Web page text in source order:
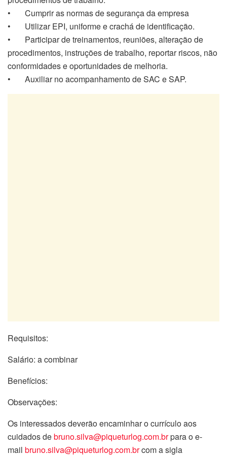
• Cumprir as normas de segurança da empresa
• Utilizar EPI, uniforme e crachá de identificação.
• Participar de treinamentos, reuniões, alteração de
procedimentos, instruções de trabalho, reportar riscos, não
conformidades e oportunidades de melhoria.
• Auxiliar no acompanhamento de SAC e SAP.
Requisitos:
Salário: a combinar
Benefícios:
Observações:
Os interessados deverão encaminhar o currículo aos
cuidados debruno.silva@piqueturlog.com.brpara o e-
mail bruno.silva@piqueturlog.com.brcom a sigla